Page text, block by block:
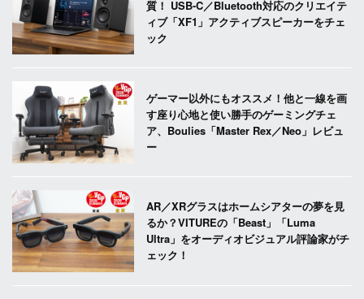
質！ USB-C／Bluetooth対応のクリエイテ
ィブ「XF1」アクティブスピーカーをチェ
ック
ゲーマー以外にもオススメ！他と一線を画
す座り心地と使い勝手のゲーミングチェ
ア、Boulies「Master Rex／Neo」レビュ
ー
AR／XRグラスはホームシアターの夢を見
るか？VITUREの「Beast」「Luma
Ultra」をオーディオビジュアル評論家がチ
ェック！